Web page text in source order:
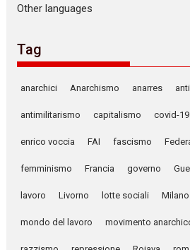
Other languages
Tag
anarchici Anarchismo anarres
antimilitarismo capitalismo covid-19
enrico voccia FAI fascismo
femminismo Francia governo
lavoro Livorno lotte sociali Milano
mondo del lavoro movimento